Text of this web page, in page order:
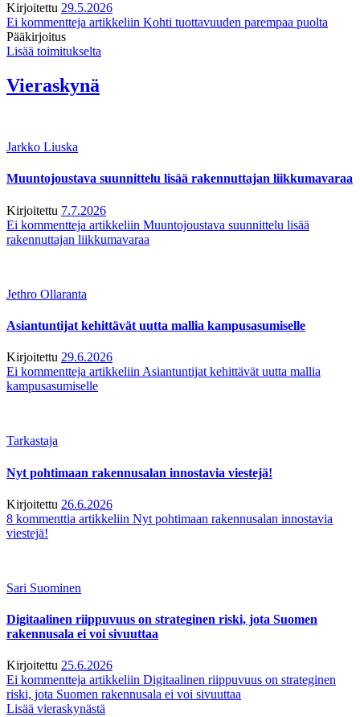
Kirjoitettu 29.5.2026
Ei kommentteja artikkeliin Kohti tuottavuuden parempaa puolta
Pääkirjoitus
Lisää toimitukselta
Vieraskynä
Jarkko Liuska
Muuntojoustava suunnittelu lisää rakennuttajan liikkumavaraa
Kirjoitettu 7.7.2026
Ei kommentteja artikkeliin Muuntojoustava suunnittelu lisää
rakennuttajan liikkumavaraa
Jethro Ollaranta
Asiantuntijat kehittävät uutta mallia kampusasumiselle
Kirjoitettu 29.6.2026
Ei kommentteja artikkeliin Asiantuntijat kehittävät uutta mallia
kampusasumiselle
Tarkastaja
Nyt pohtimaan rakennusalan innostavia viestejä!
Kirjoitettu 26.6.2026
8 kommenttia artikkeliin Nyt pohtimaan rakennusalan innostavia
viestejä!
Sari Suominen
Digitaalinen riippuvuus on strateginen riski, jota Suomen
rakennusala ei voi sivuuttaa
Kirjoitettu 25.6.2026
Ei kommentteja artikkeliin Digitaalinen riippuvuus on strateginen
riski, jota Suomen rakennusala ei voi sivuuttaa
Lisää vieraskynästä